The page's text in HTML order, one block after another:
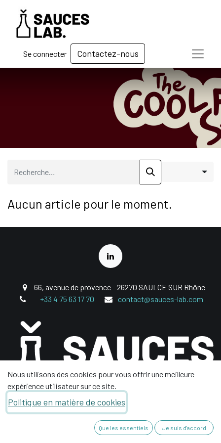
Se connecter Contactez-nous
Aucun article pour le moment.
66, avenue de provence - 26270 SAULCE SUR Rhône
+33 4 75 63 17 70
contact@sauces-lab.com
Nous utilisons des cookies pour vous offrir une meilleure
expérience utilisateur sur ce site.
Politique en matière de cookies
Que les essentiels Je suis d'accord